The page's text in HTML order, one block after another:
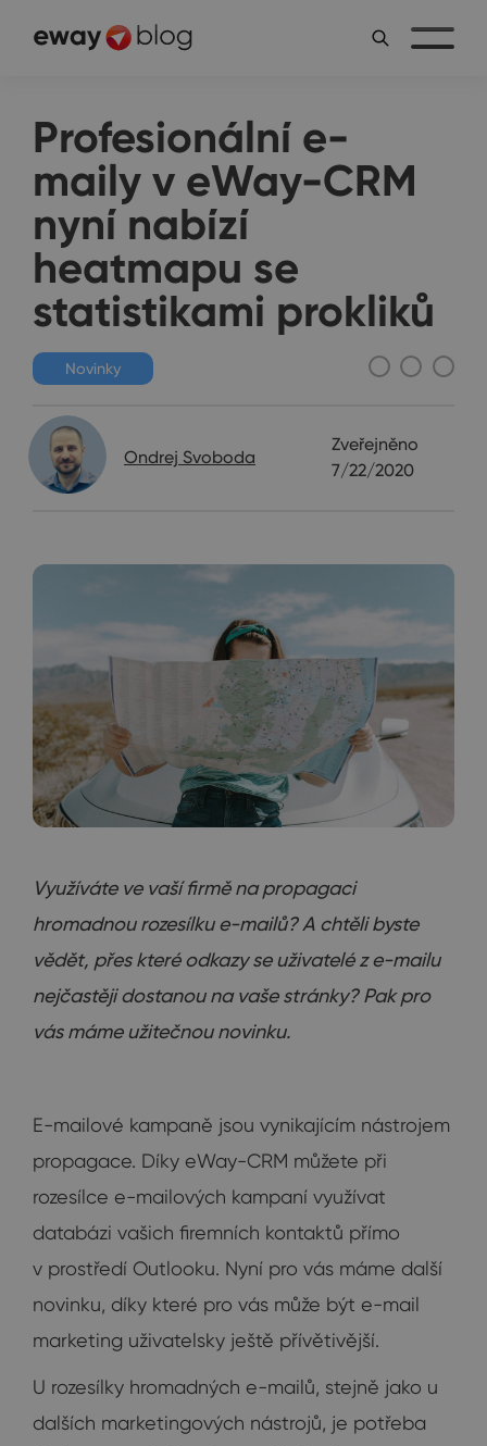
Profesionální e-
maily v eWay-CRM
nyní nabízí
heatmapu se
statistikami prokliků
Novinky
Ondrej Svoboda
Zveřejněno
7/22/2020
Využíváte ve vaší firmě na propagaci
hromadnou rozesílku e-mailů? A chtěli byste
vědět, přes které odkazy se uživatelé z e-mailu
nejčastěji dostanou na vaše stránky? Pak pro
vás máme užitečnou novinku.
E-mailové kampaně jsou vynikajícím nástrojem
propagace. Díky eWay-CRM můžete při
rozesílce e-mailových kampaní využívat
databázi vašich firemních kontaktů přímo
v prostředí Outlooku. Nyní pro vás máme další
novinku, díky které pro vás může být e-mail
marketing uživatelsky ještě přívětivější.
U rozesílky hromadných e-mailů, stejně jako u
dalších marketingových nástrojů, je potřeba